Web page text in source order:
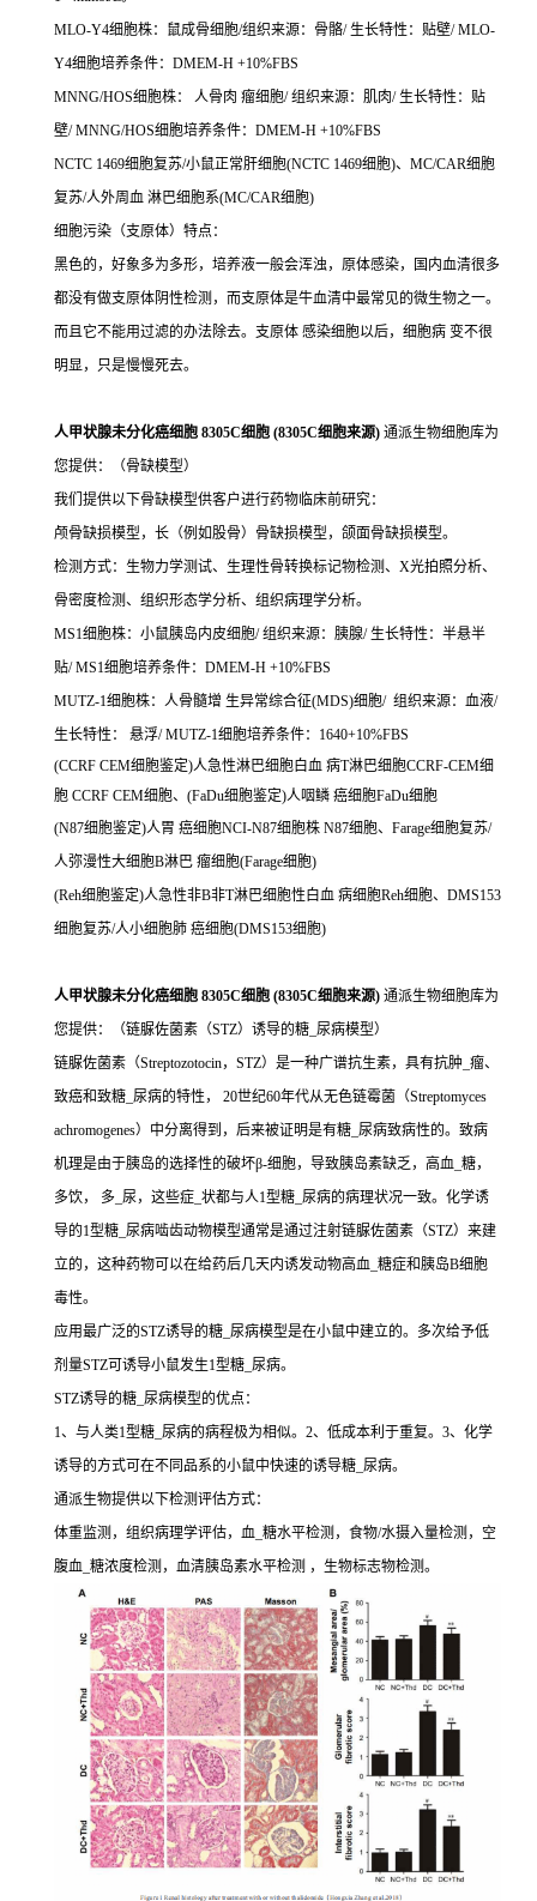
MLO-Y4细胞株：鼠成骨细胞/组织来源：骨骼/ 生长特性：贴壁/ MLO-
Y4细胞培养条件：DMEM-H +10%FBS
MNNG/HOS细胞株： 人骨肉 瘤细胞/ 组织来源：肌肉/ 生长特性：贴
壁/ MNNG/HOS细胞培养条件：DMEM-H +10%FBS
NCTC 1469细胞复苏/小鼠正常肝细胞(NCTC 1469细胞)、MC/CAR细胞
复苏/人外周血 淋巴细胞系(MC/CAR细胞)
细胞污染（支原体）特点：
黑色的，好象多为多形，培养液一般会浑浊，原体感染，国内血清很多
都没有做支原体阴性检测，而支原体是牛血清中最常见的微生物之一。
而且它不能用过滤的办法除去。支原体 感染细胞以后，细胞病 变不很
明显，只是慢慢死去。
人甲状腺未分化癌细胞 8305C细胞 (8305C细胞来源) 通派生物细胞库为
您提供：（骨缺模型）
我们提供以下骨缺模型供客户进行药物临床前研究：
颅骨缺损模型，长（例如股骨）骨缺损模型，颌面骨缺损模型。
检测方式：生物力学测试、生理性骨转换标记物检测、X光拍照分析、
骨密度检测、组织形态学分析、组织病理学分析。
MS1细胞株：小鼠胰岛内皮细胞/ 组织来源：胰腺/ 生长特性：半悬半
贴/ MS1细胞培养条件：DMEM-H +10%FBS
MUTZ-1细胞株：人骨髓增 生异常综合征(MDS)细胞/ 组织来源：血液/
生长特性： 悬浮/ MUTZ-1细胞培养条件：1640+10%FBS
(CCRF CEM细胞鉴定)人急性淋巴细胞白血 病T淋巴细胞CCRF-CEM细
胞 CCRF CEM细胞、(FaDu细胞鉴定)人咽鳞 癌细胞FaDu细胞
(N87细胞鉴定)人胃 癌细胞NCI-N87细胞株 N87细胞、Farage细胞复苏/
人弥漫性大细胞B淋巴 瘤细胞(Farage细胞)
(Reh细胞鉴定)人急性非B非T淋巴细胞性白血 病细胞Reh细胞、DMS153
细胞复苏/人小细胞肺 癌细胞(DMS153细胞)
人甲状腺未分化癌细胞 8305C细胞 (8305C细胞来源) 通派生物细胞库为
您提供：（链脲佐菌素（STZ）诱导的糖_尿病模型）
链脲佐菌素（Streptozotocin，STZ）是一种广谱抗生素，具有抗肿_瘤、
致癌和致糖_尿病的特性， 20世纪60年代从无色链霉菌（Streptomyces
achromogenes）中分离得到，后来被证明是有糖_尿病致病性的。致病
机理是由于胰岛的选择性的破坏β-细胞，导致胰岛素缺乏，高血_糖，
多饮， 多_尿，这些症_状都与人1型糖_尿病的病理状况一致。化学诱
导的1型糖_尿病啮齿动物模型通常是通过注射链脲佐菌素（STZ）来建
立的，这种药物可以在给药后几天内诱发动物高血_糖症和胰岛B细胞
毒性。
应用最广泛的STZ诱导的糖_尿病模型是在小鼠中建立的。多次给予低
剂量STZ可诱导小鼠发生1型糖_尿病。
STZ诱导的糖_尿病模型的优点：
1、与人类1型糖_尿病的病程极为相似。2、低成本利于重复。3、化学
诱导的方式可在不同品系的小鼠中快速的诱导糖_尿病。
通派生物提供以下检测评估方式：
体重监测，组织病理学评估，血_糖水平检测，食物/水摄入量检测，空
腹血_糖浓度检测，血清胰岛素水平检测 ，生物标志物检测。